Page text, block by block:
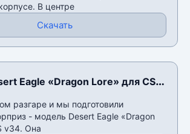
В центре
Скачать
Eagle «Dragon Lore» для CSS
разгаре и мы подготовили
- модель Desert Eagle «Dragon
v34. Она